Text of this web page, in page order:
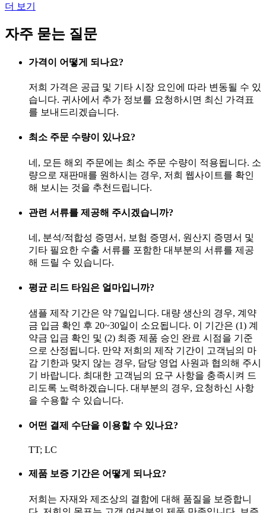
더 보기
자주 묻는 질문
가격이 어떻게 되나요?
저희 가격은 공급 및 기타 시장 요인에 따라 변동될 수 있
습니다. 귀사에서 추가 정보를 요청하시면 최신 가격표
를 보내드리겠습니다.
최소 주문 수량이 있나요?
네, 모든 해외 주문에는 최소 주문 수량이 적용됩니다. 소
량으로 재판매를 원하시는 경우, 저희 웹사이트를 확인
해 보시는 것을 추천드립니다.
관련 서류를 제공해 주시겠습니까?
네, 분석/적합성 증명서, 보험 증명서, 원산지 증명서 및
기타 필요한 수출 서류를 포함한 대부분의 서류를 제공
해 드릴 수 있습니다.
평균 리드 타임은 얼마입니까?
샘플 제작 기간은 약 7일입니다. 대량 생산의 경우, 계약
금 입금 확인 후 20~30일이 소요됩니다. 이 기간은 (1) 계
약금 입금 확인 및 (2) 최종 제품 승인 완료 시점을 기준
으로 산정됩니다. 만약 저희의 제작 기간이 고객님의 마
감 기한과 맞지 않는 경우, 담당 영업 사원과 협의해 주시
기 바랍니다. 최대한 고객님의 요구 사항을 충족시켜 드
리도록 노력하겠습니다. 대부분의 경우, 요청하신 사항
을 수용할 수 있습니다.
어떤 결제 수단을 이용할 수 있나요?
TT; LC
제품 보증 기간은 어떻게 되나요?
저희는 자재와 제조상의 결함에 대해 품질을 보증합니